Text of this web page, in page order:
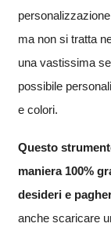
ma non si tratta
una vastissima
possibile
e colori.
Questo
maniera 100%
desideri e
anche scaricare